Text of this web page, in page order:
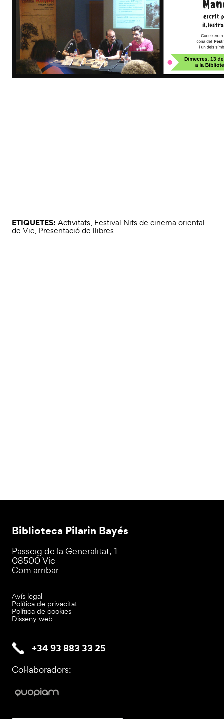
ETIQUETES: Activitats, Festival Nits de cinema oriental
de Vic, Presentació de llibres
Biblioteca Pilarin Bayés
Passeig de la Generalitat, 1
08500 Vic
Com arribar
Avís legal
Política de privacitat
Política de cookies
Disseny web
+34 93 883 33 25
Col·laboradors: